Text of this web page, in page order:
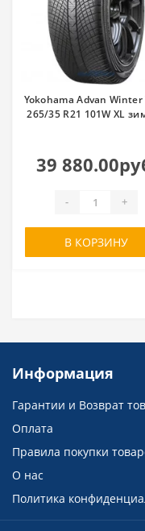
Yokohama Advan Winter
265/35 R21 101W XL
39
- +
В КОРЗИНУ
Информация
Гарантии и Возврат
Оплата
Правила покупки
О нас
Политика